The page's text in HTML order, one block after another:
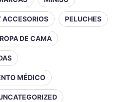
ACCESORIOS PELUCHES
ROPA DE CAMA
MÉDICO